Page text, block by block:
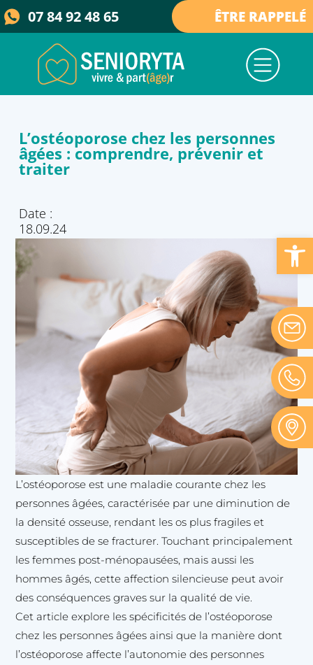
07 84 92 48 65 ÊTRE RAPPELÉ
L’ostéoporose chez les personnes
âgées : comprendre, prévenir et
traiter
Date :
18.09.24
L’ostéoporose est une maladie courante chez les
personnes âgées, caractérisée par une diminution de
la densité osseuse, rendant les os plus fragiles et
susceptibles de se fracturer. Touchant principalement
les femmes post-ménopausées, mais aussi les
hommes âgés, cette affection silencieuse peut avoir
des conséquences graves sur la qualité de vie.
Cet article explore les spécificités de l’ostéoporose
chez les personnes âgées ainsi que la manière dont
l’ostéoporose affecte l’autonomie des personnes
Ouvrir la barre d’outils